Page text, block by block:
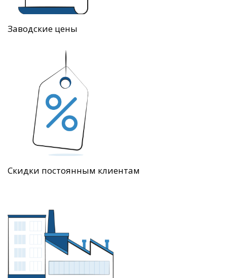
Заводские цены
Скидки постоянным клиентам